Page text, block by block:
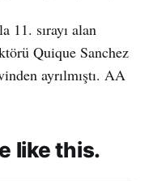
11. sırayı alan
Quique Sanchez
ayrılmıştı. AA
like this.